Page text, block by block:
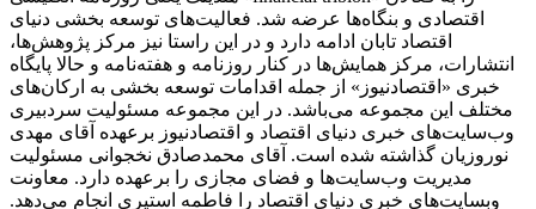
اقتصادی و بنگاه‌ها عرضه شد. فعالیت‌های توسعه بخشی دنیای
اقتصاد تابان ادامه دارد و در این راستا نیز مرکز پژوهش‌ها،
انتشارات، مرکز همایش‌ها در کنار روزنامه و هفته‌نامه و حالا پایگاه
خبری «اقتصادنیوز» از جمله اقدامات توسعه بخشی به ارکان‌های
مختلف این مجموعه می‌باشد. در این مجموعه مسئولیت سردبیری
وب‌سایت‌های خبری دنیای اقتصاد و اقتصادنیوز برعهده آقای مهدی
نوروزیان گذاشته شده است. آقای محمدصادق نخجوانی مسئولیت
مدیریت وب‌سایت‌ها و فضای مجازی را برعهده دارد. معاونت
وبسایت‌های خبری دنیای اقتصاد را فاطمه استیری انجام می‌دهد.